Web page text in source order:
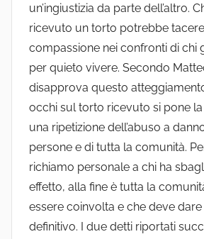
un’ingiustizia da parte dell’altro.
ricevuto un torto potrebbe
compassione nei confronti di chi
per quieto vivere. Secondo
disapprova questo
occhi sul torto ricevuto si pone
una ripetizione dell’abuso a
persone e di tutta la comunità.
richiamo personale a chi ha
effetto, alla fine è tutta la
essere coinvolta e che deve
definitivo. I due detti riportati